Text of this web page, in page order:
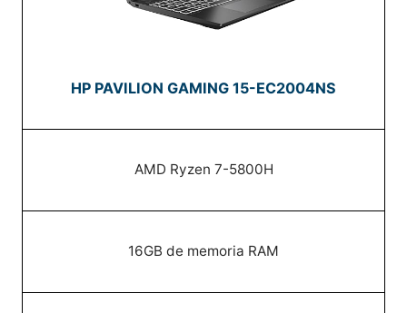
HP PAVILION GAMING 15-EC2004NS
AMD Ryzen 7-5800H
16GB de memoria RAM